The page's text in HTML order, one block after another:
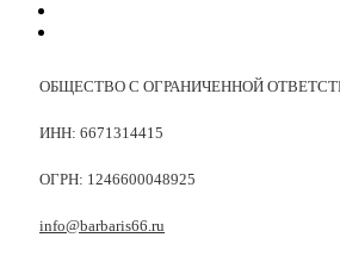
ОБЩЕСТВО С ОГРАНИЧЕННОЙ
ИНН: 6671314415
ОГРН: 1246600048925
info@barbaris66.ru